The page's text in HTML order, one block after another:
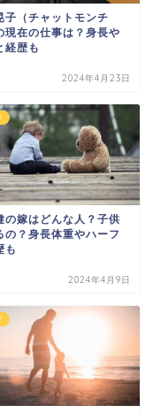
子（チャットモンチ
現在の仕事は？身長や
経歴も
2024年4月23日
の嫁はどんな人？子供
の？身長体重やハーフ
も
2024年4月9日